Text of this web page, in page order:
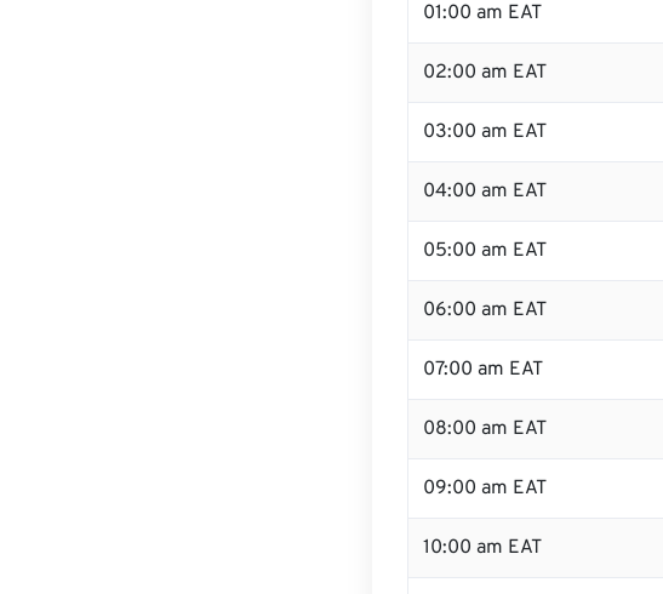
01:00 am EAT
02:00 am EAT
03:00 am EAT
04:00 am EAT
05:00 am EAT
06:00 am EAT
07:00 am EAT
08:00 am EAT
09:00 am EAT
10:00 am EAT